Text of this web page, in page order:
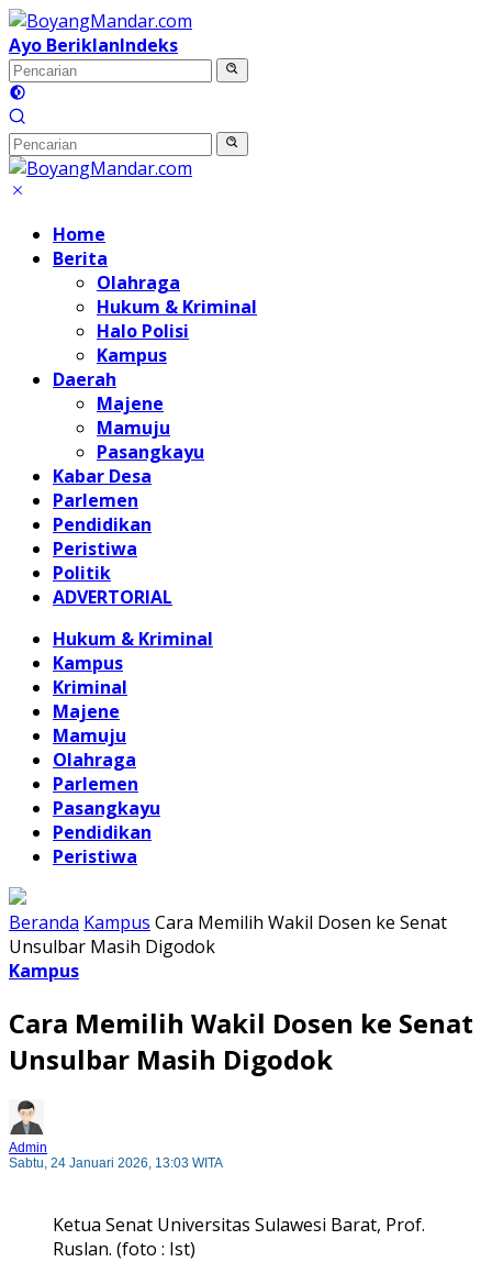
Langsung
ke
konten
Ayo BeriklanIndeks
Home
Berita
Olahraga
Hukum & Kriminal
Halo Polisi
Kampus
Daerah
Majene
Mamuju
Pasangkayu
Kabar Desa
Parlemen
Pendidikan
Peristiwa
Politik
ADVERTORIAL
Hukum & Kriminal
Kampus
Kriminal
Majene
Mamuju
Olahraga
Parlemen
Pasangkayu
Pendidikan
Peristiwa
Beranda Kampus Cara Memilih Wakil Dosen ke Senat
Unsulbar Masih Digodok
Kampus
Cara Memilih Wakil Dosen ke Senat
Unsulbar Masih Digodok
Admin
Sabtu, 24 Januari 2026, 13:03 WITA
Ketua Senat Universitas Sulawesi Barat, Prof.
Ruslan. (foto : Ist)